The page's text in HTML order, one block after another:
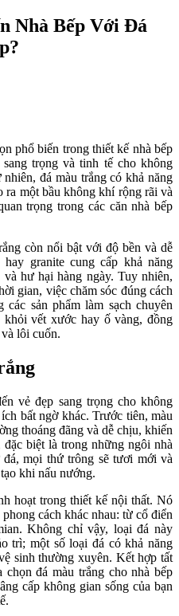
Nhà Bếp Với Đá
phổ biến trong thiết kế nhà bếp
trọng và tinh tế cho không
đá màu trắng có khả năng
ra một bầu không khí rộng rãi và
trọng trong các căn nhà bếp
còn nổi bật với độ bền và dễ
granite cung cấp khả năng
hư hại hàng ngày. Tuy nhiên,
gian, việc chăm sóc đúng cách
sản phẩm làm sạch chuyên
khỏi vết xước hay ố vàng, đồng
lôi cuốn.
vẻ đẹp sang trọng cho không
bất ngờ khác. Trước tiên, màu
thoáng đãng và dễ chịu, khiến
biệt là trong những ngôi nhà
mọi thứ trông sẽ tươi mới và
khi nấu nướng.
hoạt trong thiết kế nội thất. Nó
cách khác nhau: từ cổ điển
Không chỉ vậy, loại đá này
trì; một số loại đá có khả năng
sinh thường xuyên. Kết hợp tất
đá màu trắng cho nhà bếp
cấp không gian sống của bạn